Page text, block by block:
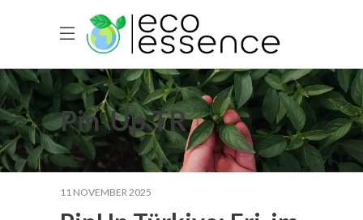
Pin-Up TR
11 NOVEMBER 2025